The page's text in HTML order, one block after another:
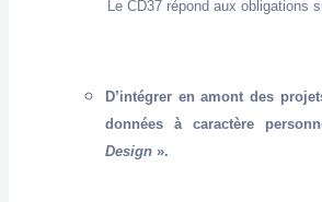
Le CD37 répond aux obligations
D’intégrer en amont des
données à caractère
Design ».